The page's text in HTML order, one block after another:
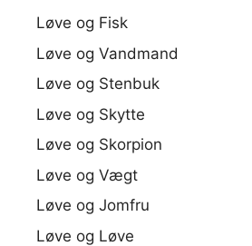
Løve og Fisk
Løve og Vandmand
Løve og Stenbuk
Løve og Skytte
Løve og Skorpion
Løve og Vægt
Løve og Jomfru
Løve og Løve